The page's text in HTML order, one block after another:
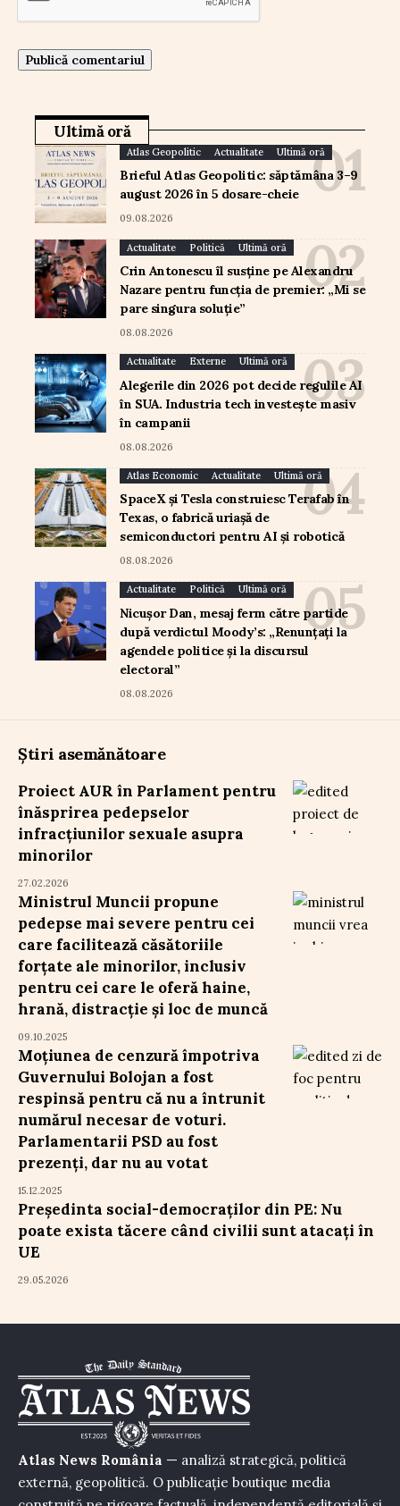
Ultimă oră
Atlas Geopolitic Actualitate Ultimă oră
Brieful Atlas Geopolitic: săptămâna 3–9
august 2026 în 5 dosare-cheie
09.08.2026
Actualitate Politică Ultimă oră
Crin Antonescu îl susține pe Alexandru
Nazare pentru funcția de premier: „Mi se
pare singura soluție”
08.08.2026
Actualitate Externe Ultimă oră
Alegerile din 2026 pot decide regulile AI
în SUA. Industria tech investește masiv
în campanii
08.08.2026
Atlas Economic Actualitate Ultimă oră
SpaceX și Tesla construiesc Terafab în
Texas, o fabrică uriașă de
semiconductori pentru AI și robotică
08.08.2026
Actualitate Politică Ultimă oră
Nicușor Dan, mesaj ferm către partide
după verdictul Moody’s: „Renunțați la
agendele politice și la discursul
electoral”
08.08.2026
Știri asemănătoare
Proiect AUR în Parlament pentru
înăsprirea pedepselor
infracțiunilor sexuale asupra
minorilor
27.02.2026
Ministrul Muncii propune
pedepse mai severe pentru cei
care facilitează căsătoriile
forțate ale minorilor, inclusiv
pentru cei care le oferă haine,
hrană, distracție și loc de muncă
09.10.2025
Moțiunea de cenzură împotriva
Guvernului Bolojan a fost
respinsă pentru că nu a întrunit
numărul necesar de voturi.
Parlamentarii PSD au fost
prezenți, dar nu au votat
15.12.2025
Președinta social-democraților din PE: Nu
poate exista tăcere când civilii sunt atacați în
UE
29.05.2026
Atlas News România — analiză strategică, politică
externă, geopolitică. O publicație boutique media